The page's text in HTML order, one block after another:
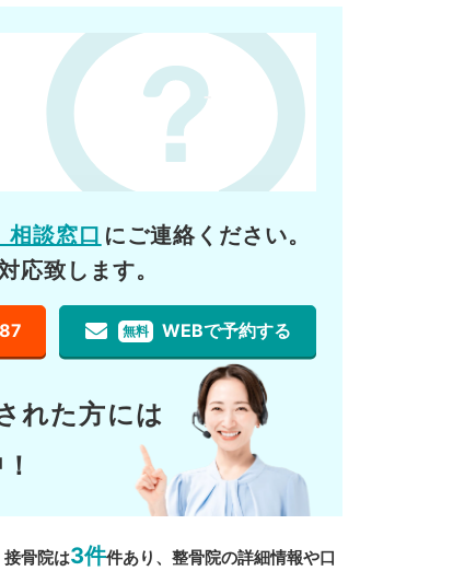
相談窓口 にご連絡ください。
応致します。
無料 WEBで予約する
れた方には
骨院は3件件あり、整骨院の詳細情報や口